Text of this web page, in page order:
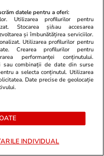
despre
e
Afacerea
lovitura pe
aşteaptă şi
datele pentru a oferi:
Utilizarea profilurilor pentru
Stocarea și/sau accesarea
și îmbunătățirea serviciilor.
Utilizarea profilurilor pentru
Crearea profilurilor pentru
performanței conținutului.
sau combinații de date din surse
a selecta conținutul. Utilizarea
Date precise de geolocație
INDIVIDUAL